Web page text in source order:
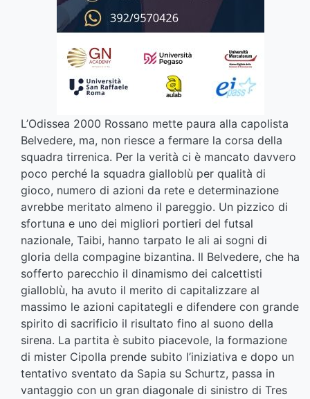
L’Odissea 2000 Rossano mette paura alla capolista
Belvedere, ma, non riesce a fermare la corsa della
squadra tirrenica. Per la verità ci è mancato davvero
poco perché la squadra gialloblù per qualità di
gioco, numero di azioni da rete e determinazione
avrebbe meritato almeno il pareggio. Un pizzico di
sfortuna e uno dei migliori portieri del futsal
nazionale, Taibi, hanno tarpato le ali ai sogni di
gloria della compagine bizantina. Il Belvedere, che ha
sofferto parecchio il dinamismo dei calcettisti
gialloblù, ha avuto il merito di capitalizzare al
massimo le azioni capitategli e difendere con grande
spirito di sacrificio il risultato fino al suono della
sirena. La partita è subito piacevole, la formazione
di mister Cipolla prende subito l’iniziativa e dopo un
tentativo sventato da Sapia su Schurtz, passa in
vantaggio con un gran diagonale di sinistro di Tres